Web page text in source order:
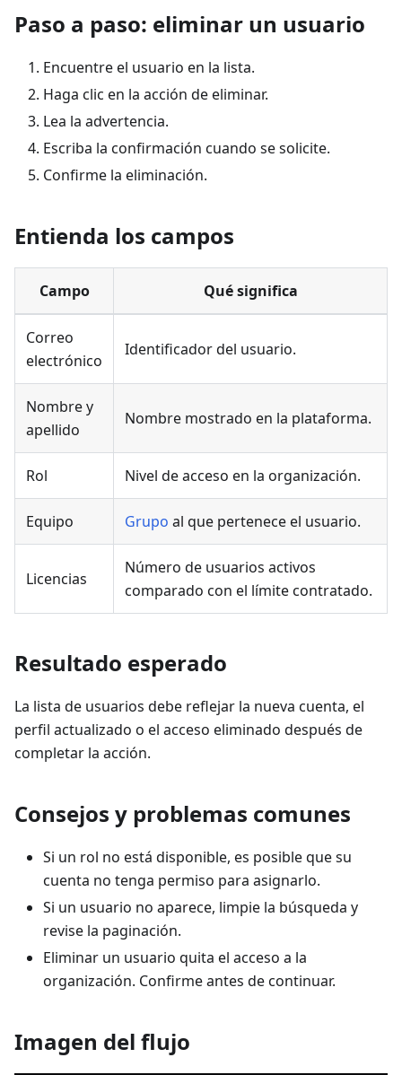
Paso a paso: eliminar un usuario
Encuentre el usuario en la lista.
Haga clic en la acción de eliminar.
Lea la advertencia.
Escriba la confirmación cuando se solicite.
Confirme la eliminación.
Entienda los campos
Campo Qué significa
Correo
electrónico
Identificador del usuario.
Nombre y
apellido
Nombre mostrado en la plataforma.
Rol Nivel de acceso en la organización.
Equipo Grupo al que pertenece el usuario.
Licencias
Número de usuarios activos
comparado con el límite contratado.
Resultado esperado
La lista de usuarios debe reflejar la nueva cuenta, el
perfil actualizado o el acceso eliminado después de
completar la acción.
Consejos y problemas comunes
Si un rol no está disponible, es posible que su
cuenta no tenga permiso para asignarlo.
Si un usuario no aparece, limpie la búsqueda y
revise la paginación.
Eliminar un usuario quita el acceso a la
organización. Confirme antes de continuar.
Imagen del flujo